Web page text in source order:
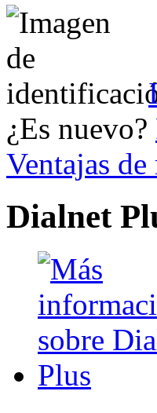
¿Es nuevo?
Ventajas de
Dialnet